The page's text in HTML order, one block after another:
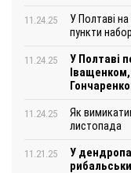
11.24.25
У Полтаві
пункти
11.24.25
У Полтаві
11.24.25
Як
листопада
11.21.25
У